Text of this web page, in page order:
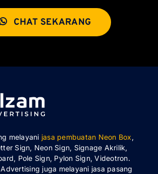
CHAT SEKARANG
melayani jasa pembuatan Neon Box,
Sign, Neon Sign, Signage Akrilik,
Pole Sign, Pylon Sign, Videotron.
juga melayani jasa pasang